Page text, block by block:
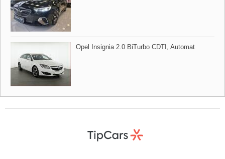
Opel Insignia 2.0 BiTurbo CDTI,​ Automat